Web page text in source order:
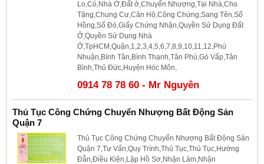
Lo,Có,Nhà Ở,Đất ở,Chuyển Nhượng,Tại Nhà,Cho
Tặng,Chung Cư,Căn Hộ,Công Chứng,Sang Tên,Sổ
Hồng,Sổ Đỏ,Giấy Chứng Nhận,Quyền Sử Dụng Đất
Ở,Quyền Sử Dụng Nhà
Ở,TpHCM,Quận,1,2,3,4,5,6,7,8,9,10,11,12,Phú
Nhuận,Bình Tân,Bình Thạnh,Tân Phú,Gò Vấp,Tân
Bình,Thủ Đức,Huyện Hóc Môn,
0914 78 78 60 - Mr Nguyên
Thủ Tục Công Chứng Chuyển Nhượng Bất Động Sản
Quận 7
Thủ Tục Công Chứng Chuyển Nhượng Bất Động Sản
Quận 7,Tư Vấn,Quy Trình,Thủ Tục,Thủ Tục,Hướng
Đẫn,Điều Kiện,Lập Hồ Sơ,Nhận Làm,Nhận